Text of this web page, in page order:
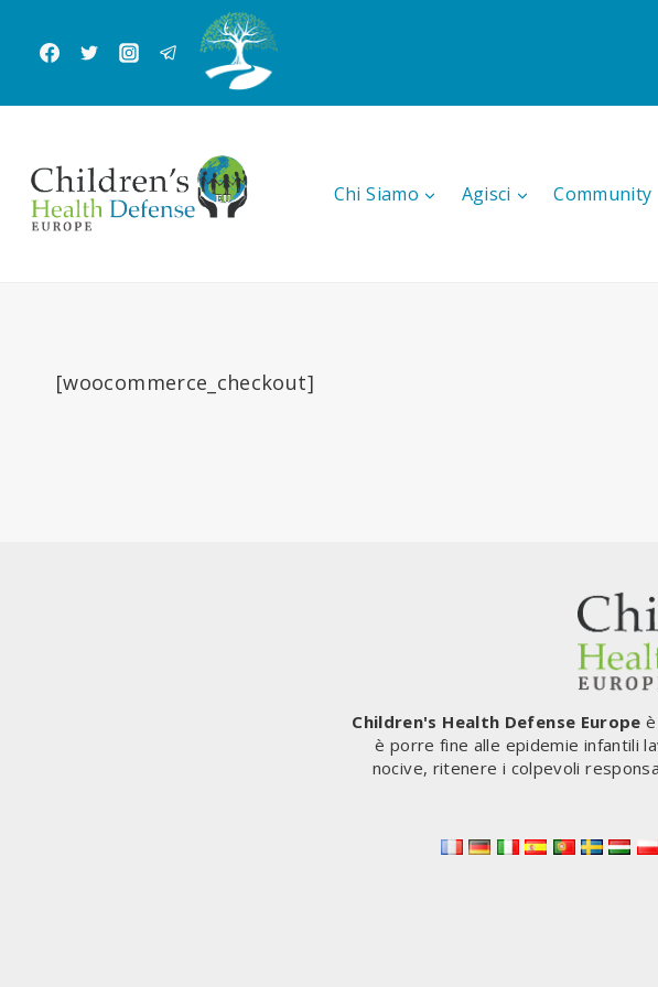
contenuto
Chi Siamo Agisci Community
[woocommerce_checkout]
Children's Health Defense Europe
è porre fine alle epidemie infantili
nocive, ritenere i colpevoli